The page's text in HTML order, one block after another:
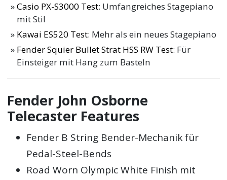
Casio PX-S3000 Test: Umfangreiches Stagepiano
mit Stil
Kawai ES520 Test: Mehr als ein neues Stagepiano
Fender Squier Bullet Strat HSS RW Test: Für
Einsteiger mit Hang zum Basteln
Fender John Osborne
Telecaster Features
Fender B String Bender-Mechanik für
Pedal-Steel-Bends
Road Worn Olympic White Finish mit